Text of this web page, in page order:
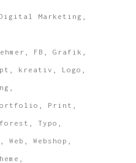
Digital Marketing
FB Grafik
kreativ Logo
Print
Typo
Web Webshop